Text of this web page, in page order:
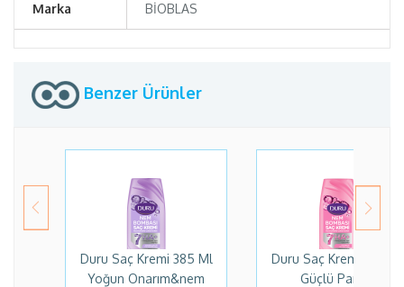
Marka BİOBLAS
Benzer Ürünler
Duru Saç Kremi 385 Ml
Yoğun Onarım&nem
Duru Saç Kremi 385 Ml
Güçlü Parlak